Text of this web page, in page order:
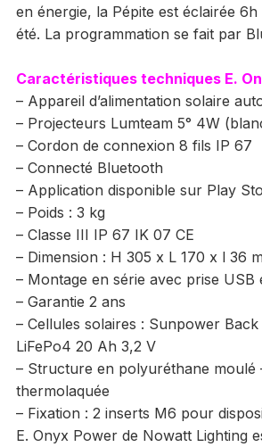
en énergie, la Pépite est éclairée
été. La programmation se fait par
Caractéristiques techniques E.
– Appareil d’alimentation solaire
– Projecteurs Lumteam 5° 4W
– Cordon de connexion 8 fils IP 67
– Connecté Bluetooth
– Application disponible sur Play
– Poids : 3 kg
– Classe III IP 67 IK 07 CE
– Dimension : H 305 x L 170 x l 36
– Montage en série avec prise USB
– Garantie 2 ans
– Cellules solaires : Sunpower
LiFePo4 20 Ah 3,2 V
– Structure en polyuréthane moulé
thermolaquée
– Fixation : 2 inserts M6 pour
E. Onyx Power de Nowatt Lighting